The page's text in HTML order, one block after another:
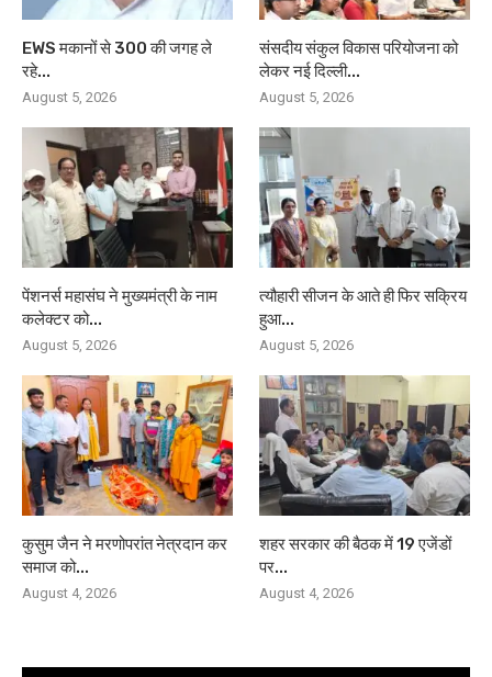
EWS मकानों से 300 की जगह ले
रहे...
August 5, 2026
संसदीय संकुल विकास परियोजना को
लेकर नई दिल्ली...
August 5, 2026
पेंशनर्स महासंघ ने मुख्यमंत्री के नाम
कलेक्टर को...
August 5, 2026
त्यौहारी सीजन के आते ही फिर सक्रिय
हुआ...
August 5, 2026
कुसुम जैन ने मरणोपरांत नेत्रदान कर
समाज को...
August 4, 2026
शहर सरकार की बैठक में 19 एजेंडों
पर...
August 4, 2026